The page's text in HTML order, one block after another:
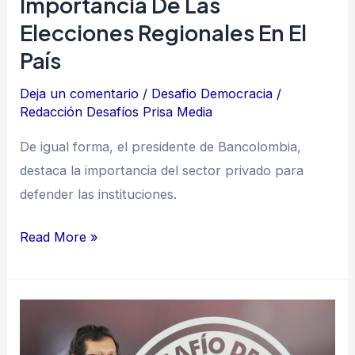
Elecciones Regionales En El
País
Deja un comentario / Desafio Democracia /
Redacción Desafíos Prisa Media
De igual forma, el presidente de Bancolombia,
destaca la importancia del sector privado para
defender las instituciones.
país
Read More »